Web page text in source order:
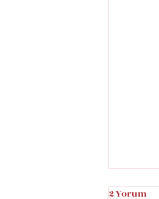
2 Yorum